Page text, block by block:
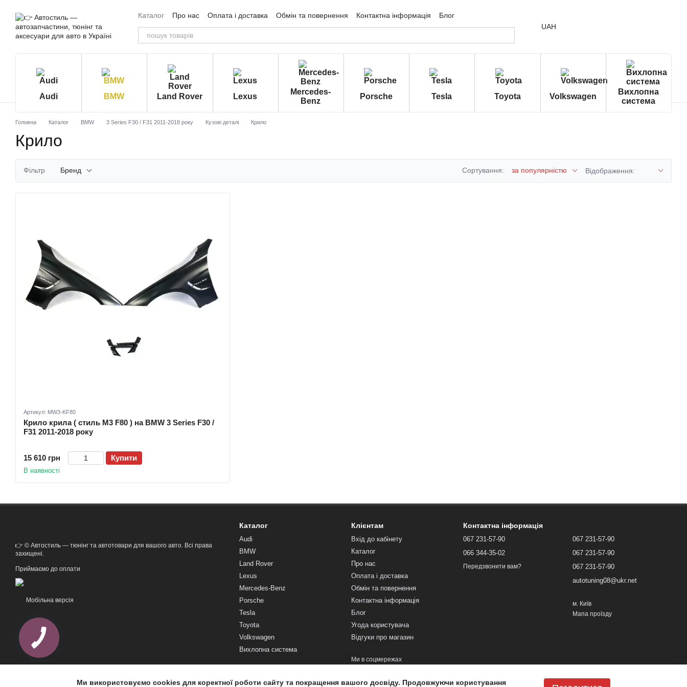
Каталог
Про нас Оплата і доставка Обмін та повернення Контактна інформація
Блог
Угода користувача
Відгуки про магазин UAH
Audi BMW Land Rover Lexus
Mercedes-
Benz
Porsche Tesla Toyota Volkswagen
Вихлопна
система
Головна Каталог BMW 3 Series F30 / F31 2011-2018 року Кузові деталі Крило
Крило
Фільтр Бренд Сортування: за популярністю Відображення:
Артикул: MW3-KF80
Крило крила ( стиль M3 F80 ) на BMW 3 Series F30 /
F31 2011-2018 року
15 610 грн Купити
В наявності
👉 © Автостиль — тюнінг та автотовари для вашого авто. Всі права
захищені.
Приймаємо до оплати
Мобільна версія
Каталог
Audi
BMW
Land Rover
Lexus
Mercedes-Benz
Porsche
Tesla
Toyota
Volkswagen
Вихлопна система
Клієнтам
Вхід до кабінету
Каталог
Про нас
Оплата і доставка
Обмін та повернення
Контактна інформація
Блог
Угода користувача
Відгуки про магазин
Ми в соцмережах
Контактна інформація
067 231-57-90
066 344-35-02
Передзвонити вам?
067 231-57-90
067 231-57-90
067 231-57-90
autotuning08@ukr.net
м. Київ
Мапа проїзду
Ми використовуємо cookies для коректної роботи сайту та покращення вашого досвіду. Продовжуючи користування